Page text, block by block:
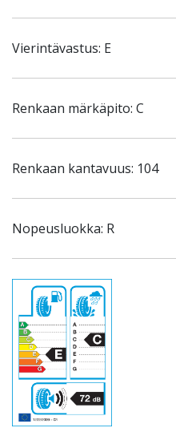
Vierintävastus: E
Renkaan märkäpito: C
Renkaan kantavuus: 104
Nopeusluokka: R